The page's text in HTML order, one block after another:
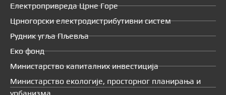
Електропривреда Црне Горе
Црногорски електродистрибутивни систем
Рудник угља Пљевља
Еко фонд
Министарство капиталних инвестиција
Министарство екологије, просторног планирања и
урбанизма